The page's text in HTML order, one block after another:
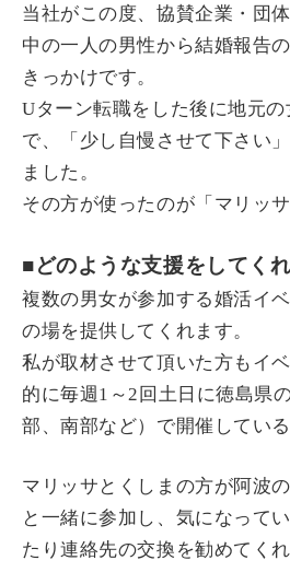
当社がこの度、協賛企業・団
中の一人の男性から結婚報告
きっかけです。
Uターン転職をした後に地元
で、「少し自慢させて下さい
ました。
その方が使ったのが「マリッ
■どのような支援をしてく
複数の男女が参加する婚活イ
の場を提供してくれます。
私が取材させて頂いた方もイ
的に毎週1～2回土日に徳島県
部、南部など）で開催している
マリッサとくしまの方が阿波
と一緒に参加し、気になって
たり連絡先の交換を勧めてく